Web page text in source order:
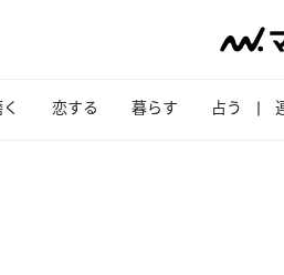
恋する 暮らす 占う